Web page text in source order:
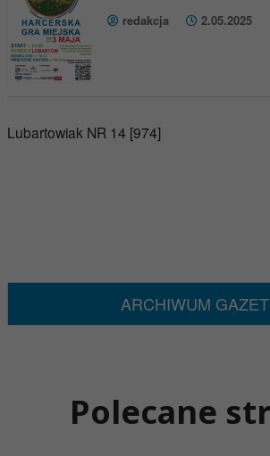
redakcja 2.05.2025
Lubartowiak NR 14 [974]
ARCHIWUM
Polecane